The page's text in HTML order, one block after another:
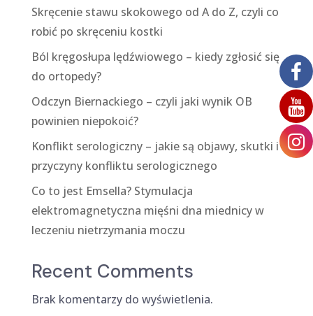
Skręcenie stawu skokowego od A do Z, czyli co
robić po skręceniu kostki
Ból kręgosłupa lędźwiowego – kiedy zgłosić się
do ortopedy?
Odczyn Biernackiego – czyli jaki wynik OB
powinien niepokoić?
Konflikt serologiczny – jakie są objawy, skutki i
przyczyny konfliktu serologicznego
Co to jest Emsella? Stymulacja
elektromagnetyczna mięśni dna miednicy w
leczeniu nietrzymania moczu
Recent Comments
Brak komentarzy do wyświetlenia.